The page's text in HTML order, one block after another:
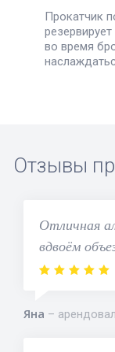
Прокатчик
во время
Отзывы
Отличная
вдвоём
Яна